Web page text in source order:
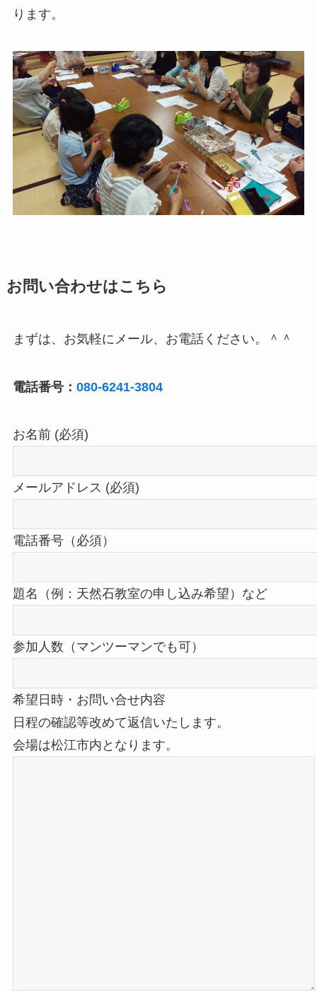
ります。
お問い合わせはこちら
まずは、お気軽にメール、お電話ください。＾＾
電話番号： 080-6241-3804
お名前 (必須)
メールアドレス (必須)
電話番号（必須）
題名（例：天然石教室の申し込み希望）など
参加人数（マンツーマンでも可）
希望日時・お問い合せ内容
日程の確認等改めて返信いたします。
会場は松江市内となります。